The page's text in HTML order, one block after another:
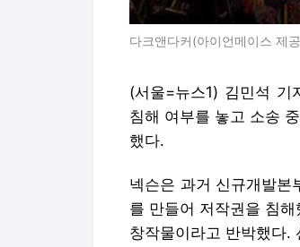
다크앤다커(아이언메이스 제
(서울=뉴스1) 김민석 기
침해 여부를 놓고 소송
했다.
넥슨은 과거 신규개발본
를 만들어 저작권을 침
창작물이라고 반박했다.